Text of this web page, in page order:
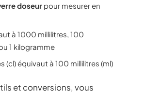
doseur pour mesurer en
à 1000 millilitres, 100
1 kilogramme
(cl) équivaut à 100 millilitres (ml)
et conversions, vous